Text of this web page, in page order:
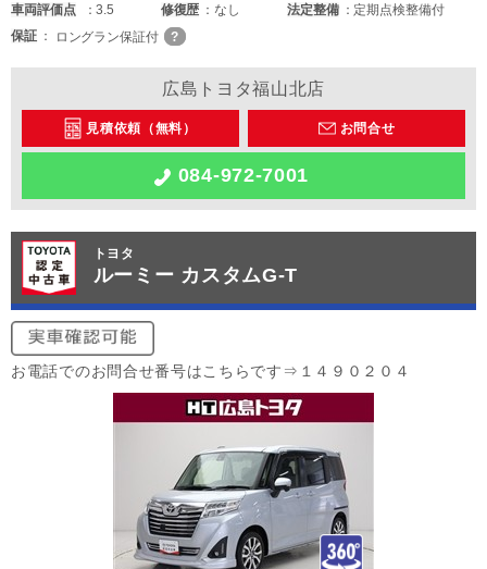
車両評価点 3.5 修復歴 なし 法定整備
定期点検整備付
保証
ロングラン保証付
広島トヨタ福山北店
見積依頼（無料） お問合せ
084-972-7001
トヨタ
ルーミー カスタムG-T
お電話でのお問合せ番号はこちらです⇒１４９０２０４